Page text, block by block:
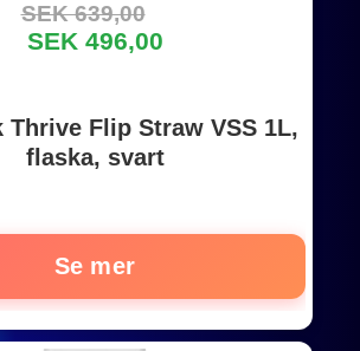
SEK 639,00
SEK 496,00
Thrive Flip Straw VSS 1L,
flaska, svart
Se mer